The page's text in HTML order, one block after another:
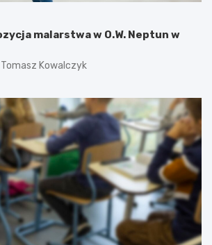
malarstwa w O.W. Neptun w
Tomasz Kowalczyk